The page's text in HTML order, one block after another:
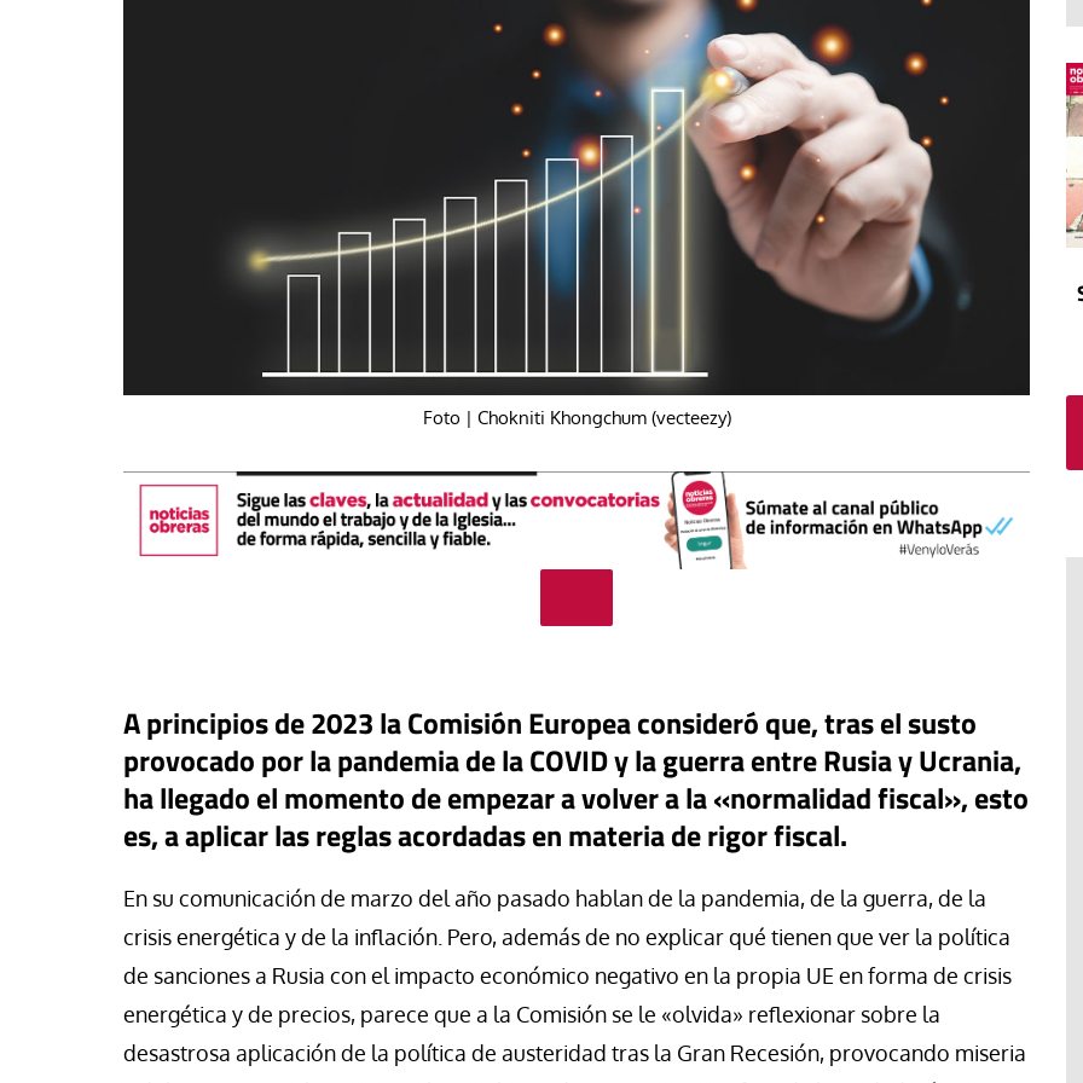
Dos minutos
Aplicaciones
Poesía
Relato
In memoriam
Tribuna
Blog Sembrando sueños,
recogiendo humanidad
Blog Mensajes guardados
La columna
Foto | Chokniti Khongchum (vecteezy)
A principios de 2023 la Comisión Europea consideró que, tras el susto
provocado por la pandemia de la COVID y la guerra entre Rusia y Ucrania,
ha llegado el momento de empezar a volver a la «normalidad fiscal», esto
es, a aplicar las reglas acordadas en materia de rigor fiscal.
En su comunicación de marzo del año pasado hablan de la pandemia, de la guerra, de la
crisis energética y de la inflación. Pero, además de no explicar qué tienen que ver la política
de sanciones a Rusia con el impacto económico negativo en la propia UE en forma de crisis
energética y de precios, parece que a la Comisión se le «olvida» reflexionar sobre la
desastrosa aplicación de la política de austeridad tras la Gran Recesión, provocando miseria
Canarias reclama una
urgente para proteger
menores migrantes en
Libro Revista de Verano
Potencia transformadora de la
dulzura y la paz
El cuidado de la creación
Revista de Verano
El olor de la paz